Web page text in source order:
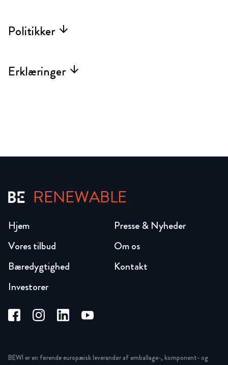
Politikker arrow_forward
Erklæringer arrow_forward
RENEWABLE
Hjem
Vores tilbud
Bæredygtighed
Investorer
Presse & Nyheder
Om os
Kontakt
BEWI er en førende europæisk leverandør af emballage-, komponent- og